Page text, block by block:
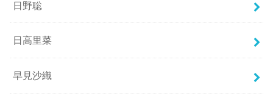
日野聡
日高里菜
早見沙織